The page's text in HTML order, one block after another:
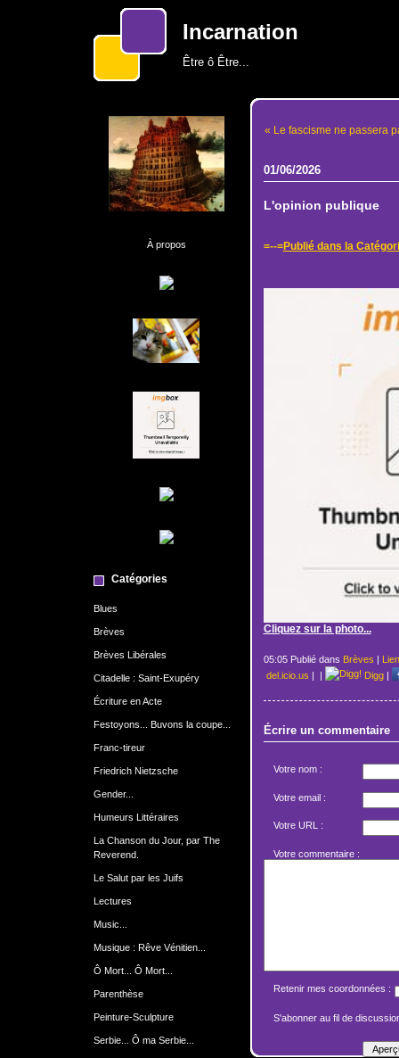
Incarnation
Être ô Être...
À propos
Catégories
Blues
Brèves
Brèves Libérales
Citadelle : Saint-Exupéry
Écriture en Acte
Festoyons... Buvons la coupe...
Franc-tireur
Friedrich Nietzsche
Gender...
Humeurs Littéraires
La Chanson du Jour, par The
Reverend.
Le Salut par les Juifs
Lectures
Music...
Musique : Rêve Vénitien...
Ô Mort... Ô Mort...
Parenthèse
Peinture-Sculpture
Serbie... Ô ma Serbie...
« Le fascisme ne passera
01/06/2026
L'opinion publique
=--=Publié dans la
Cliquez sur la photo...
05:05 Publié dans Brèves |
del.icio.us | | Digg|
Écrire un commentaire
Votre nom :
Votre email :
Votre URL :
Votre commentaire :
Retenir mes coordonnées :
S'abonner au fil de